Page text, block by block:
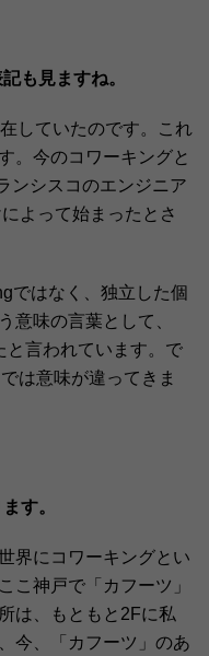
も見ますね。
していたのです。これ
。今のコワーキングと
ンシスコのエンジニア
よって始まったとさ
ではなく、独立した個
意味の言葉として、
と言われています。で
は意味が違ってきま
す。
界にコワーキングとい
こ神戸で「カフーツ」
は、もともと2Fに私
今、「カフーツ」のあ